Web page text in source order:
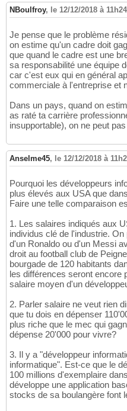
NBoulfroy, le 12/12/2018 à 11h24
Je pense que le problème
on estime qu'un cadre doit
que quand le cadre est une
sa responsabilité une équipe
car c'est eux qui en général
commerciale à l'entreprise et
Dans un pays, quand on
as raté ta carrière
insupportable), on ne peut
Anselme45, le 12/12/2018 à
Pourquoi les développeurs
plus élevés aux USA que
Faire une telle comparaison
1. Les salaires indiqués aux
individus clé de l'industrie.
d'un Ronaldo ou d'un Messi
droit au football club de
bourgade de 120 habitants
les différences seront encore
salaire moyen d'un
2. Parler salaire ne veut rien
que tu dois en dépenser
plus riche que le mec qui
dépense 20'000 pour vivre?
3. Il y a "développeur
informatique". Est-ce que le
100 millions d'exemplaire
développe une application
stocks de sa boulangère font